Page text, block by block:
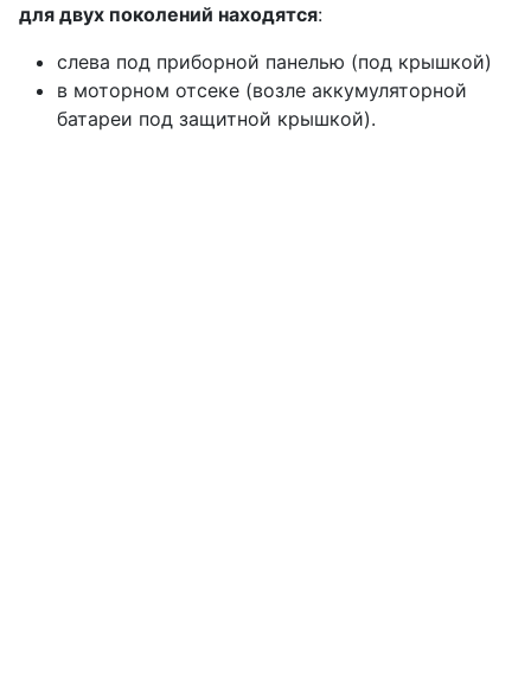
для двух поколений находятся:
слева под приборной панелью (под крышкой)
в моторном отсеке (возле аккумуляторной
батареи под защитной крышкой).